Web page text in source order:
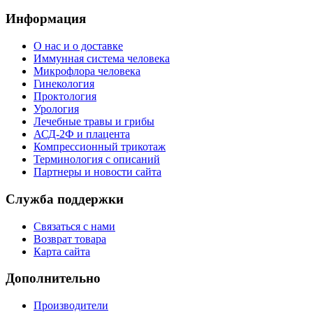
Информация
О нас и о доставке
Иммунная система человека
Микрофлора человека
Гинекология
Проктология
Урология
Лечебные травы и грибы
АСД-2Ф и плацента
Компрессионный трикотаж
Терминология с описаний
Партнеры и новости сайта
Служба поддержки
Связаться с нами
Возврат товара
Карта сайта
Дополнительно
Производители